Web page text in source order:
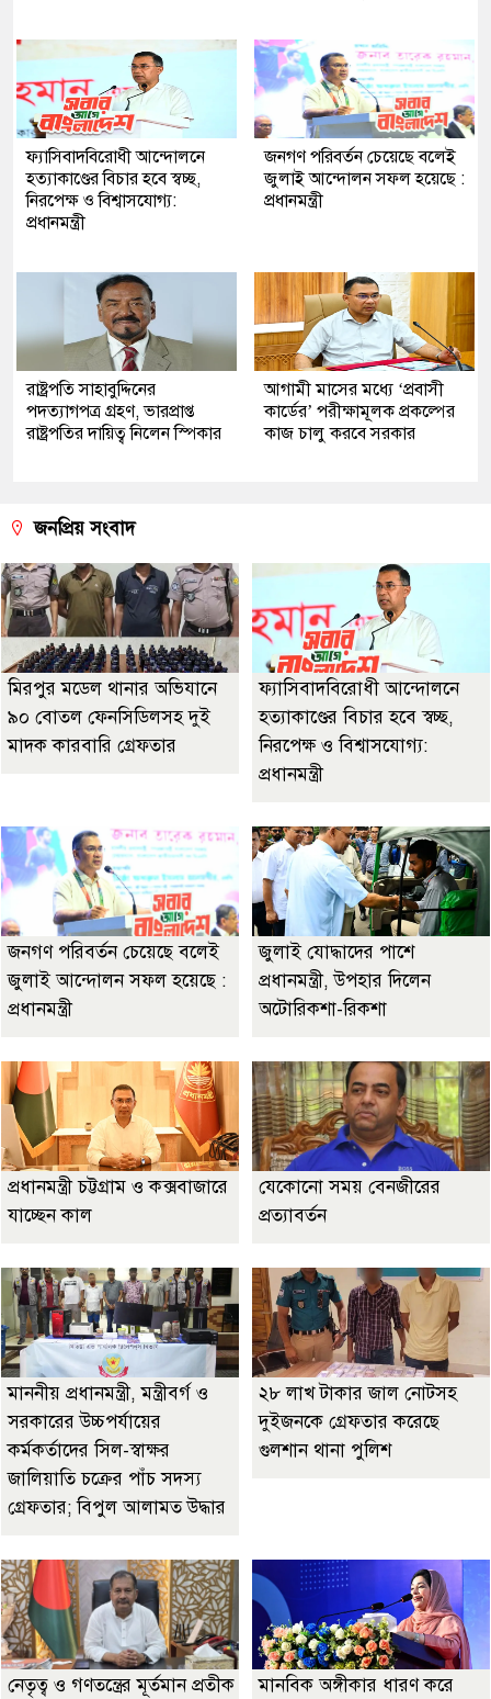
ফ্যাসিবাদবিরোধী আন্দোলনে
হত্যাকাণ্ডের বিচার হবে স্বচ্ছ,
নিরপেক্ষ ও বিশ্বাসযোগ্য:
প্রধানমন্ত্রী
জনগণ পরিবর্তন চেয়েছে বলেই
জুলাই আন্দোলন সফল হয়েছে :
প্রধানমন্ত্রী
রাষ্ট্রপতি সাহাবুদ্দিনের
পদত্যাগপত্র গ্রহণ, ভারপ্রাপ্ত
রাষ্ট্রপতির দায়িত্ব নিলেন স্পিকার
আগামী মাসের মধ্যে ‘প্রবাসী
কার্ডের’ পরীক্ষামূলক প্রকল্পের
কাজ চালু করবে সরকার
জনপ্রিয় সংবাদ
মিরপুর মডেল থানার অভিযানে
৯০ বোতল ফেনসিডিলসহ দুই
মাদক কারবারি গ্রেফতার
ফ্যাসিবাদবিরোধী আন্দোলনে
হত্যাকাণ্ডের বিচার হবে স্বচ্ছ,
নিরপেক্ষ ও বিশ্বাসযোগ্য:
প্রধানমন্ত্রী
জনগণ পরিবর্তন চেয়েছে বলেই
জুলাই আন্দোলন সফল হয়েছে :
প্রধানমন্ত্রী
জুলাই যোদ্ধাদের পাশে
প্রধানমন্ত্রী, উপহার দিলেন
অটোরিকশা-রিকশা
প্রধানমন্ত্রী চট্টগ্রাম ও কক্সবাজারে
যাচ্ছেন কাল
যেকোনো সময় বেনজীরের
প্রত্যাবর্তন
মাননীয় প্রধানমন্ত্রী, মন্ত্রীবর্গ ও
সরকারের উচ্চপর্যায়ের
কর্মকর্তাদের সিল-স্বাক্ষর
জালিয়াতি চক্রের পাঁচ সদস্য
গ্রেফতার; বিপুল আলামত উদ্ধার
২৮ লাখ টাকার জাল নোটসহ
দুইজনকে গ্রেফতার করেছে
গুলশান থানা পুলিশ
নেতৃত্ব ও গণতন্ত্রের মূর্তমান প্রতীক
মানবিক অঙ্গীকার ধারণ করে